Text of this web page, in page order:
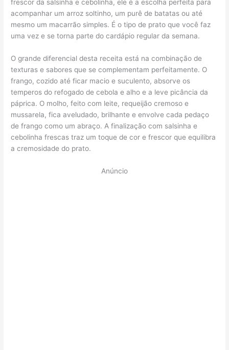
frescor da salsinha e cebolinha, ele é a escolha perfeita para
acompanhar um arroz soltinho, um purê de batatas ou até
mesmo um macarrão simples. É o tipo de prato que você faz
uma vez e se torna parte do cardápio regular da semana.
O grande diferencial desta receita está na combinação de
texturas e sabores que se complementam perfeitamente. O
frango, cozido até ficar macio e suculento, absorve os
temperos do refogado de cebola e alho e a leve picância da
páprica. O molho, feito com leite, requeijão cremoso e
mussarela, fica aveludado, brilhante e envolve cada pedaço
de frango como um abraço. A finalização com salsinha e
cebolinha frescas traz um toque de cor e frescor que equilibra
a cremosidade do prato.
Anúncio